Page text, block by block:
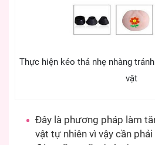
Thực hiện kéo thả nhẹ nhàng
vật
Đây là phương pháp làm
vật tự nhiên vì vậy cần